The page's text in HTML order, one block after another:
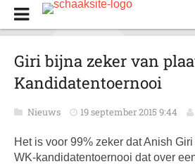
Giri bijna zeker van
Kandidatentoernooi
Nieuws 19 september 2015 9:44
Het is voor 99% zeker dat Anish
WK-kandidatentoernooi dat over